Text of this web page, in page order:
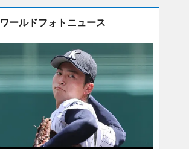
ワールドフォトニュース